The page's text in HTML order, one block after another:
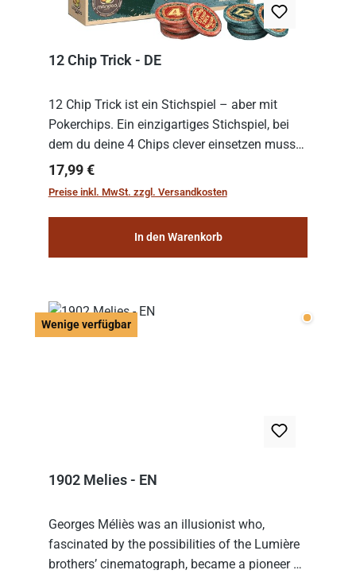
12 Chip Trick - DE
12 Chip Trick ist ein Stichspiel – aber mit
Pokerchips. Ein einzigartiges Stichspiel, bei
dem du deine 4 Chips clever einsetzen musst.
Wer die Chips mit dem höchsten Gesamtwert
hat, gewinnt die Runde. Aber Vorsicht: D...
Regulärer Preis:
17,99 €
Preise inkl. MwSt. zzgl. Versandkosten
In den Warenkorb
Wenige verfügbar Wenige
1902 Melies - EN
Georges Méliès was an illusionist who,
fascinated by the possibilities of the Lumière
brothers’ cinematograph, became a pioneer of